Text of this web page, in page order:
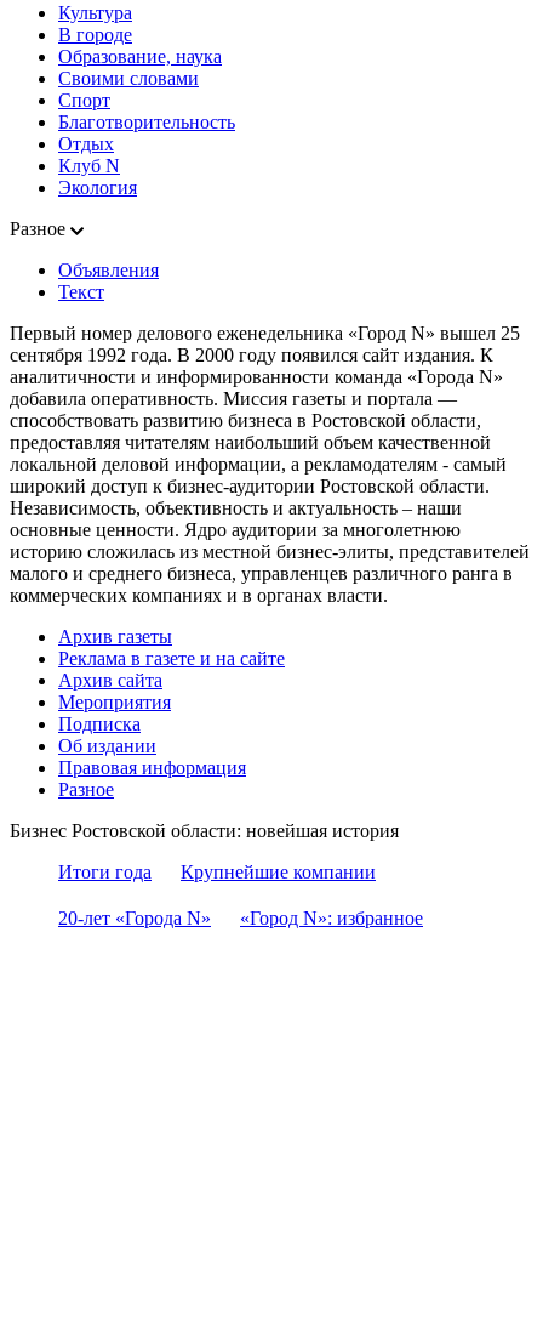
Культура
В городе
Образование, наука
Своими словами
Спорт
Благотворительность
Отдых
Клуб N
Экология
Разное
Объявления
Текст
Первый номер делового еженедельника «Город N» вышел 25
сентября 1992 года. В 2000 году появился сайт издания. К
аналитичности и информированности команда «Города N»
добавила оперативность. Миссия газеты и портала —
способствовать развитию бизнеса в Ростовской области,
предоставляя читателям наибольший объем качественной
локальной деловой информации, а рекламодателям - самый
широкий доступ к бизнес-аудитории Ростовской области.
Независимость, объективность и актуальность – наши
основные ценности. Ядро аудитории за многолетнюю
историю сложилась из местной бизнес-элиты, представителей
малого и среднего бизнеса, управленцев различного ранга в
коммерческих компаниях и в органах власти.
Архив газеты
Реклама в газете и на сайте
Архив сайта
Мероприятия
Подписка
Об издании
Правовая информация
Разное
Бизнес Ростовской области: новейшая история
Итоги года
Крупнейшие компании
20-лет «Города N» «Город N»: избранное